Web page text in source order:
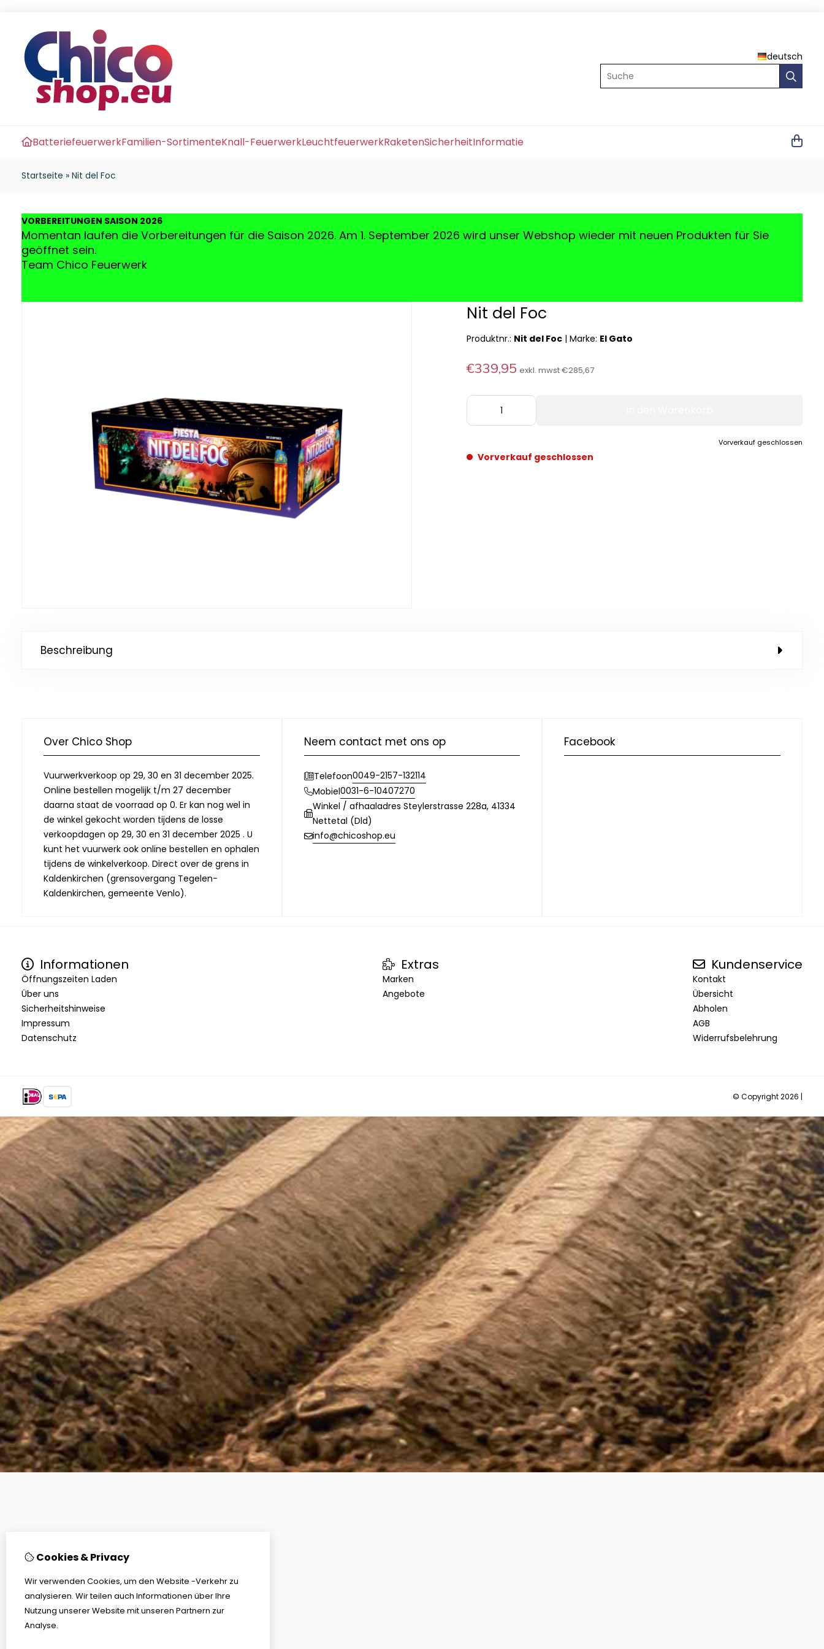
deutsch
Suche
BatteriefeuerwerkFamilien-SortimenteKnall-FeuerwerkLeuchtfeuerwerkRaketenSicherheitInformatie
Startseite » Nit del Foc
VORBEREITUNGEN SAISON 2026
Momentan laufen die Vorbereitungen für die Saison 2026. Am 1. September 2026 wird unser Webshop wieder mit neuen Produkten für Sie
geöffnet sein.
Team Chico Feuerwerk
Nit del Foc
Produktnr.: Nit del Foc |Marke: El Gato
€339,95 exkl. mwst€285,67
Vorverkauf geschlossen
Vorverkauf geschlossen
Beschreibung
Over Chico Shop
Vuurwerkverkoop op 29, 30 en 31 december 2025.
Online bestellen mogelijk t/m 27 december
daarna staat de voorraad op 0. Er kan nog wel in
de winkel gekocht worden tijdens de losse
verkoopdagen op 29, 30 en 31 december 2025 . U
kunt het vuurwerk ook online bestellen en ophalen
tijdens de winkelverkoop. Direct over de grens in
Kaldenkirchen (grensovergang Tegelen-
Kaldenkirchen, gemeente Venlo).
Neem contact met ons op
Telefoon0049-2157-132114
Mobiel0031-6-10407270
Winkel / afhaaladres Steylerstrasse 228a, 41334
Nettetal (Dld)
info@chicoshop.eu
Facebook
Informationen
Öffnungszeiten Laden
Über uns
Sicherheitshinweise
Impressum
Datenschutz
Extras
Marken
Angebote
Kundenservice
Kontakt
Übersicht
Abholen
AGB
Widerrufsbelehrung
© Copyright 2026 |
Cookies & Privacy
Wir verwenden Cookies, um den Website -Verkehr zu
analysieren. Wir teilen auch Informationen über Ihre
Nutzung unserer Website mit unseren Partnern zur
Analyse.